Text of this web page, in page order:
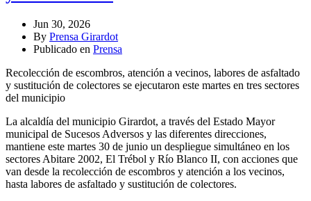
Jun 30, 2026
By Prensa Girardot
Publicado en Prensa
Recolección de escombros, atención a vecinos, labores de asfaltado
y sustitución de colectores se ejecutaron este martes en tres sectores
del municipio
La alcaldía del municipio Girardot, a través del Estado Mayor
municipal de Sucesos Adversos y las diferentes direcciones,
mantiene este martes 30 de junio un despliegue simultáneo en los
sectores Abitare 2002, El Trébol y Río Blanco II, con acciones que
van desde la recolección de escombros y atención a los vecinos,
hasta labores de asfaltado y sustitución de colectores.